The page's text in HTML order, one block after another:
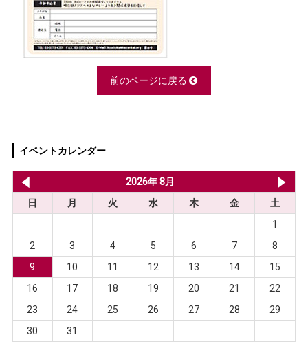
前のページに戻る
イベントカレンダー
2026年 8月
日
月 火 水 木 金
土
1
2
3 4 5 6 7
8
9
10 11 12 13 14
15
16
17 18 19 20 21
22
23
24 25 26 27 28
29
30
31